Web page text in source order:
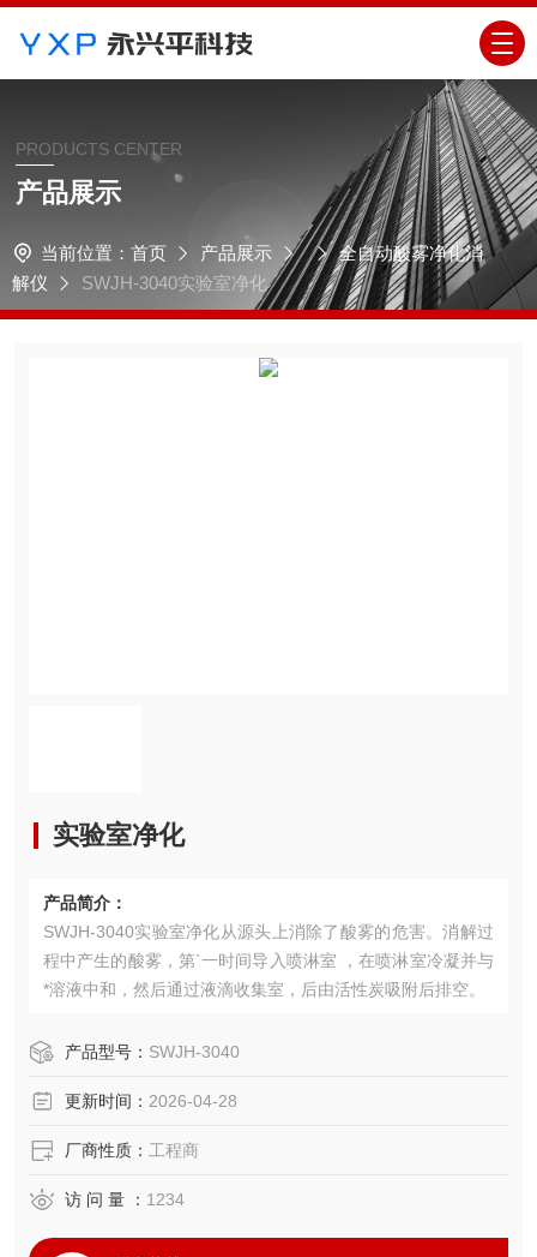
PRODUCTS CENTER
产品展示
当前位置： 首页 产品展示
全自动酸雾净化消
解仪
SWJH-3040实验室净化
实验室净化
产品简介：
SWJH-3040实验室净化从源头上消除了酸雾的危害。消解过
程中产生的酸雾，第`一时间导入喷淋室 ，在喷淋室冷凝并与
*溶液中和，然后通过液滴收集室，后由活性炭吸附后排空。
产品型号： SWJH-3040
更新时间： 2026-04-28
厂商性质： 工程商
访 问 量 ： 1234